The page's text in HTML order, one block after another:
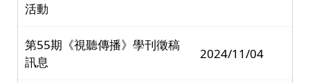
活動
第55期《視聽傳播》學刊徵稿
訊息
2024/11/04